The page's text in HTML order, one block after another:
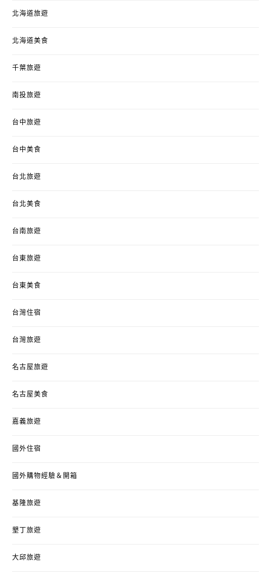
北海道旅遊
北海道美食
千葉旅遊
南投旅遊
台中旅遊
台中美食
台北旅遊
台北美食
台南旅遊
台東旅遊
台東美食
台灣住宿
台灣旅遊
名古屋旅遊
名古屋美食
嘉義旅遊
國外住宿
國外購物經驗＆開箱
基隆旅遊
墾丁旅遊
大邱旅遊